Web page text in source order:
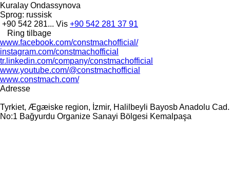
Kuralay Ondassynova
Sprog: russisk
+90 542 281... Vis +90 542 281 37 91
Ring tilbage
www.facebook.com/constmachofficial/
instagram.com/constmachofficial
tr.linkedin.com/company/constmachofficial
www.youtube.com/@constmachofficial
www.constmach.com/
Adresse
Tyrkiet, Ægæiske region, İzmir, Halilbeyli Bayosb Anadolu Cad.
No:1 Bağyurdu Organize Sanayi Bölgesi Kemalpaşa